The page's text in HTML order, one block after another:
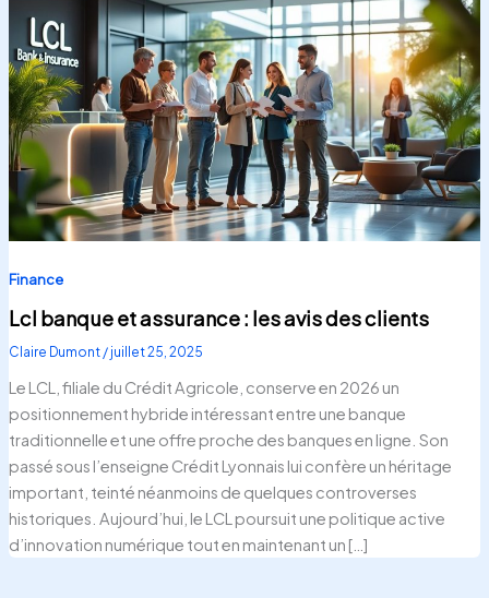
Finance
Lcl banque et assurance : les avis des clients
Claire Dumont / juillet 25, 2025
Le LCL, filiale du Crédit Agricole, conserve en 2026 un
positionnement hybride intéressant entre une banque
traditionnelle et une offre proche des banques en ligne. Son
passé sous l’enseigne Crédit Lyonnais lui confère un héritage
important, teinté néanmoins de quelques controverses
historiques. Aujourd’hui, le LCL poursuit une politique active
d’innovation numérique tout en maintenant un […]